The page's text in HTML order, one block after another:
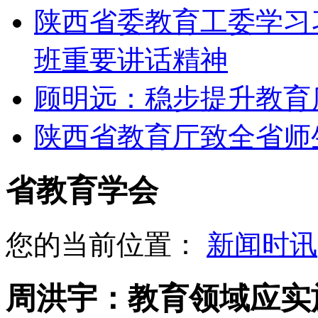
陕西省委教育工委学
班重要讲话精神
顾明远：稳步提升教
陕西省教育厅致全省
省教育学会
您的当前位置： 新闻时讯
周洪宇：教育领域应